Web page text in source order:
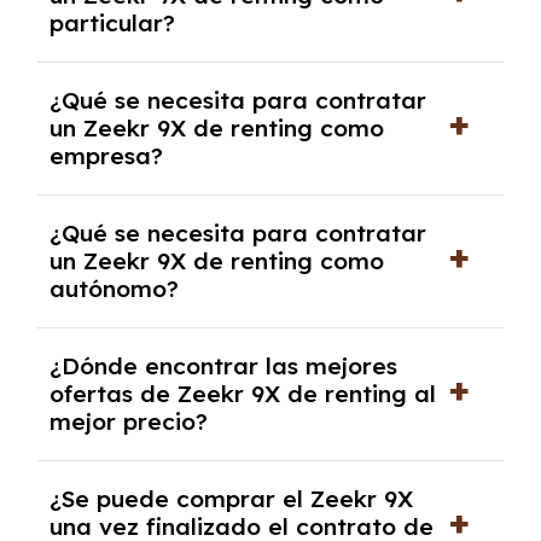
las condiciones del contrato y hablar con un
experto que te asesore.
particular?
y, en algunos casos, una consulta de solvencia
crediticia y un pago inicial.
¿Qué se necesita para contratar
un Zeekr 9X de renting como
empresa?
documentación financiera y, en algunos
casos, un informe de solvencia de la empresa
y un pago inicial.
¿Qué se necesita para contratar
un Zeekr 9X de renting como
autónomo?
autónomos, justificante de ingresos y, en
algunos casos, un informe fiscal y un pago
inicial.
¿Dónde encontrar las mejores
ofertas de Zeekr 9X de renting al
mejor precio?
mejores ofertas de vehículos de renting con
todos los gastos incluidos y sin pagar
¿Se puede comprar el Zeekr 9X
una vez finalizado el contrato de